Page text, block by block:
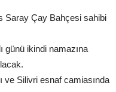
Saray Çay Bahçesi sahibi
günü ikindi namazına
ve Silivri esnaf camiasında